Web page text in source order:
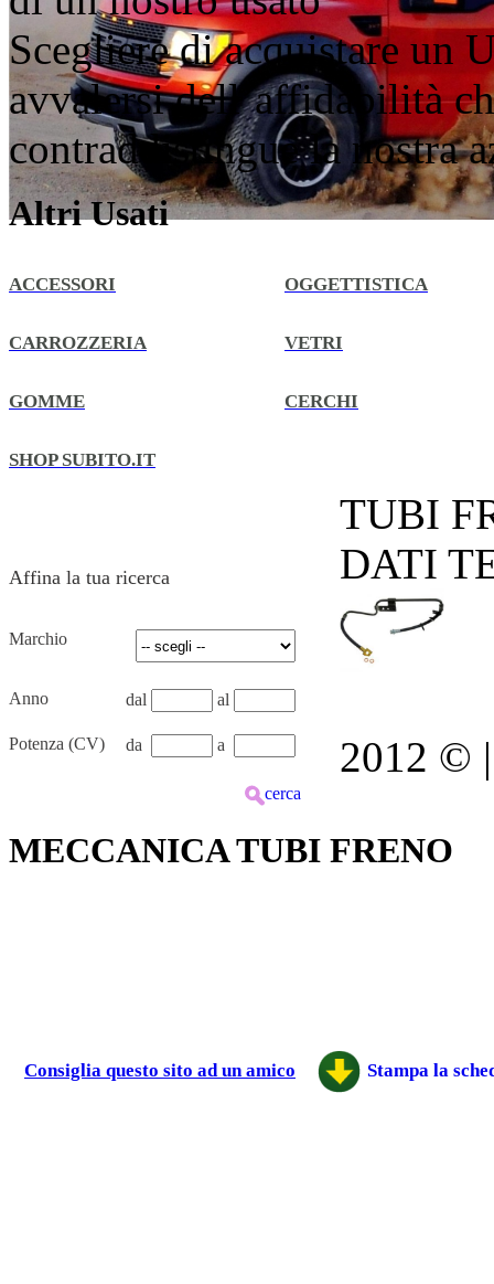
Scegliere di acquistare un
avvalersi dell’affidabilità
contraddistingue la nostra
Altri Usati
ACCESSORI OGGETTISTICA
CARROZZERIA VETRI
GOMME CERCHI
SHOP SUBITO.IT
Affina la tua ricerca
Marchio
Anno dal al
Potenza (CV) da a
cerca
MECCANICA TUBI FRENO
TUBI
DATI
Consiglia questo sito ad un amico Stampa la
2012 ©